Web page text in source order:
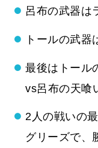
呂布の武器は
トールの武器
最後はトール
vs呂布の天喰
2人の戦いの
グリーズで、